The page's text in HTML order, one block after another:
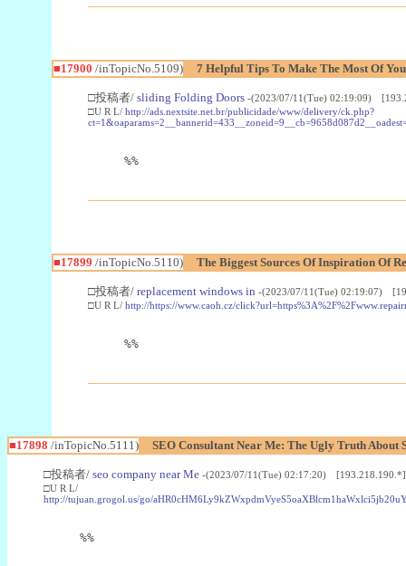
■17900 /inTopicNo.5109) 7 Helpful Tips To Make The Most Of
□投稿者/ sliding Folding Doors -(2023/07/11(Tue) 02:19:09)
□U R L/ http://ads.nextsite.net.br/publicidade/www/delivery/ck.php?
%%
■17899 /inTopicNo.5110) The Biggest Sources Of Inspiration Of
□投稿者/ replacement windows in -(2023/07/11(Tue) 02:19:07)
□U R L/ http://https://www.caoh.cz/
%%
■17898 /inTopicNo.5111) SEO Consultant Near Me: The Ugly Truth About
□投稿者/ seo company near Me -(2023/07/11(Tue) 02:17:20) [193.218.190.*]
□U R L/
http://tujuan.grogol.us/go/
%%